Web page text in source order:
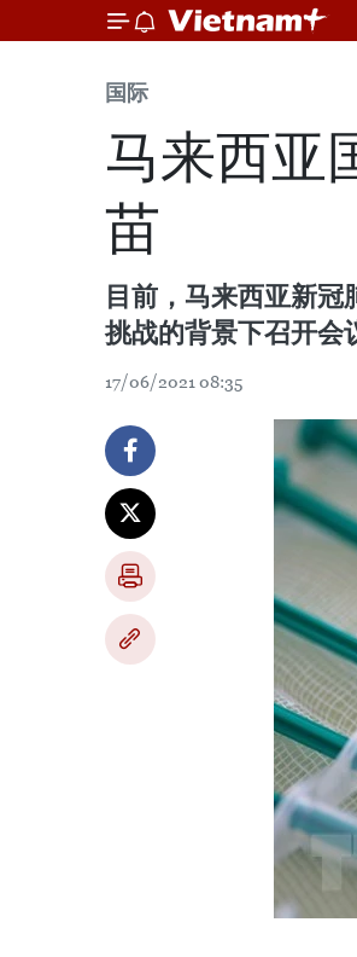
国际
马来西亚
苗
目前，马来西亚新
挑战的背景下召开会
17/06/2021 08:35